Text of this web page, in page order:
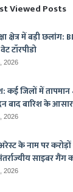
Viewed Posts
क्षेत्र में बड़ी छलांग:
टॉरपीडो
2026
कई जिलों में
बाद बारिश के आसार
2026
के नाम पर
साइबर गैंग
2026